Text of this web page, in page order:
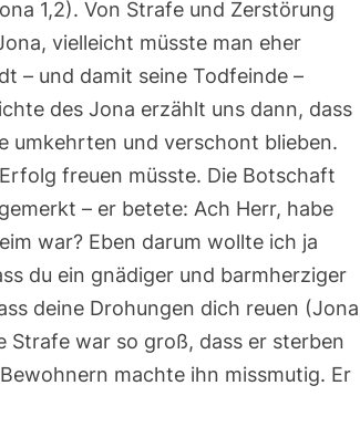
1,2). Von Strafe und Zerstörung
vielleicht müsste man eher
– und damit seine Todfeinde –
des Jona erzählt uns dann, dass
umkehrten und verschont blieben.
freuen müsste. Die Botschaft
– er betete: Ach Herr, habe
war? Eben darum wollte ich ja
du ein gnädiger und barmherziger
deine Drohungen dich reuen (Jona
Strafe war so groß, dass er sterben
machte ihn missmutig. Er